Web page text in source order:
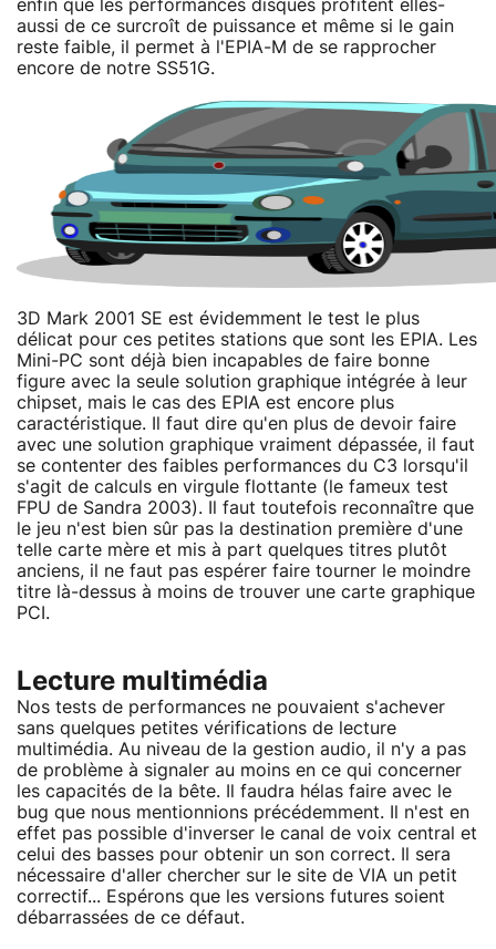
enfin que les performances disques profitent elles-
aussi de ce surcroît de puissance et même si le gain
reste faible, il permet à l'EPIA-M de se rapprocher
encore de notre SS51G.
3D Mark 2001 SE est évidemment le test le plus
délicat pour ces petites stations que sont les EPIA. Les
Mini-PC sont déjà bien incapables de faire bonne
figure avec la seule solution graphique intégrée à leur
chipset, mais le cas des EPIA est encore plus
caractéristique. Il faut dire qu'en plus de devoir faire
avec une solution graphique vraiment dépassée, il faut
se contenter des faibles performances du C3 lorsqu'il
s'agit de calculs en virgule flottante (le fameux test
FPU de Sandra 2003). Il faut toutefois reconnaître que
le jeu n'est bien sûr pas la destination première d'une
telle carte mère et mis à part quelques titres plutôt
anciens, il ne faut pas espérer faire tourner le moindre
titre là-dessus à moins de trouver une carte graphique
PCI.
Lecture multimédia
Nos tests de performances ne pouvaient s'achever
sans quelques petites vérifications de lecture
multimédia. Au niveau de la gestion audio, il n'y a pas
de problème à signaler au moins en ce qui concerner
les capacités de la bête. Il faudra hélas faire avec le
bug que nous mentionnions précédemment. Il n'est en
effet pas possible d'inverser le canal de voix central et
celui des basses pour obtenir un son correct. Il sera
nécessaire d'aller chercher sur le site de VIA un petit
correctif... Espérons que les versions futures soient
débarrassées de ce défaut.